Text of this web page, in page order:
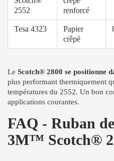
2552
renforcé
Tesa 4323
Papier
crêpé
Le Scotch® 2800 se positionne
plus performant thermiquement
températures du 2552. Un bon
applications courantes.
FAQ - Ruban
3M™ Scotch®